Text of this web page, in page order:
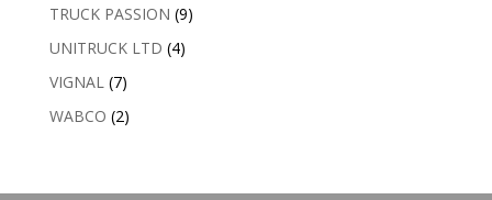
TRUCK PASSION (9)
UNITRUCK LTD (4)
VIGNAL (7)
WABCO (2)